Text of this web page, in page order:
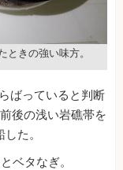
ときの強い味方。
ばっていると判断
後の浅い岩礁帯を
た。
ベタなぎ。